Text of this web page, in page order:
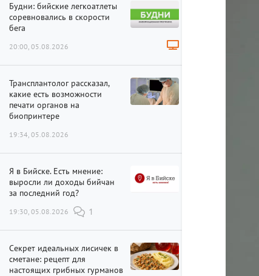
Будни: бийские легкоатлеты
соревновались в скорости
бега
20:00, 05.08.2026
Трансплантолог рассказал,
какие есть возможности
печати органов на
биопринтере
19:34, 05.08.2026
Я в Бийске. Есть мнение:
выросли ли доходы бийчан
за последний год?
19:30, 05.08.2026 1
Секрет идеальных лисичек в
сметане: рецепт для
настоящих грибных гурманов